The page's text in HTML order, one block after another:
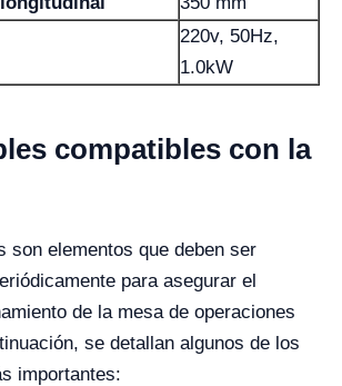
220v, 50Hz,
1.0kW
compatibles con la
son elementos que deben ser
para asegurar el
de la mesa de operaciones
se detallan algunos de los
importantes: